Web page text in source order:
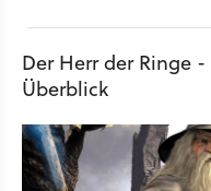
Der Herr der Ringe
Überblick